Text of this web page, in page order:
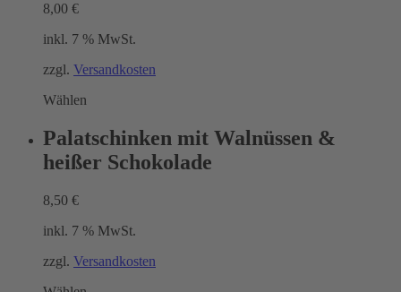
8,00 €
inkl. 7 % MwSt.
zzgl. Versandkosten
Wählen
Palatschinken mit Walnüssen &
heißer Schokolade
8,50 €
inkl. 7 % MwSt.
zzgl. Versandkosten